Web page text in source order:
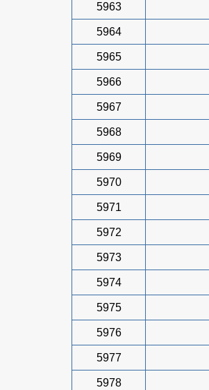
5963
5964
5965
5966
5967
5968
5969
5970
5971
5972
5973
5974
5975
5976
5977
5978